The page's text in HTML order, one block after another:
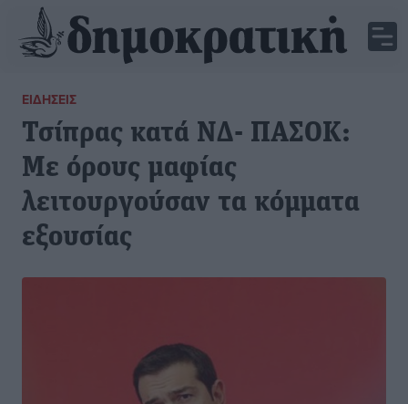
ΕΙΔΉΣΕΙΣ
Τσίπρας κατά ΝΔ- ΠΑΣΟΚ:
Με όρους μαφίας
λειτουργούσαν τα κόμματα
εξουσίας